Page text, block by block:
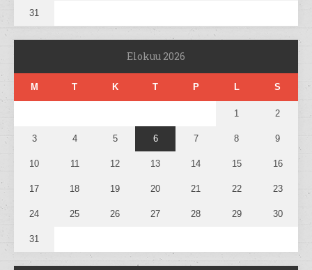
31
Elokuu 2026
M T K T P L S
1 2
3 4 5 6 7 8 9
10 11 12 13 14 15 16
17 18 19 20 21 22 23
24 25 26 27 28 29 30
31